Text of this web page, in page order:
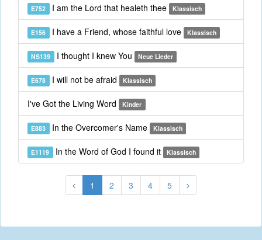
E752 I am the Lord that healeth thee Klassisch
E156 I have a Friend, whose faithful love Klassisch
NS139 I thought I knew You Neue Lieder
E678 I will not be afraid Klassisch
I've Got the Living Word Kinder
E883 In the Overcomer's Name Klassisch
E1119 In the Word of God I found it Klassisch
1 2 3 4 5